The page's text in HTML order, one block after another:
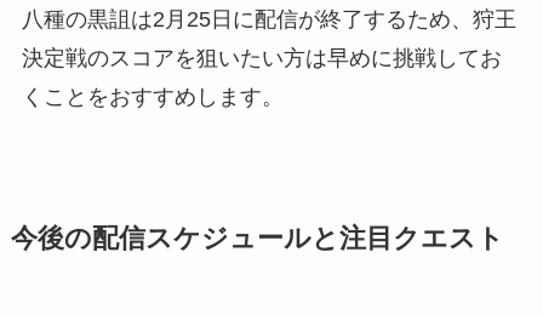
八種の黒詛は2月25日に配信が終了するため、狩王
決定戦のスコアを狙いたい方は早めに挑戦してお
くことをおすすめします。
今後の配信スケジュールと注目クエスト